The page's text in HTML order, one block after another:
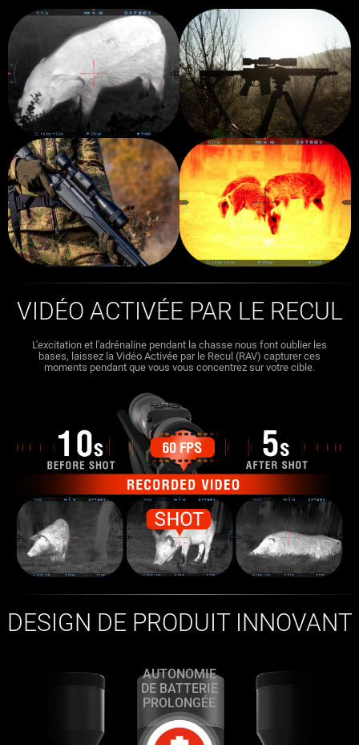
VIDÉO ACTIVÉE PAR LE RECUL
L'excitation et l'adrénaline pendant la chasse nous font oublier les
bases, laissez la Vidéo Activée par le Recul (RAV) capturer ces
moments pendant que vous vous concentrez sur votre cible.
DESIGN DE PRODUIT INNOVANT
AUTONOMIE
DE BATTERIE
PROLONGÉE